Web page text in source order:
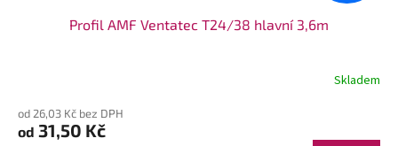
Profil AMF Ventatec T24/38 hlavní 3,6m
Skladem
od 26,03 Kč bez DPH
od 31,50 Kč